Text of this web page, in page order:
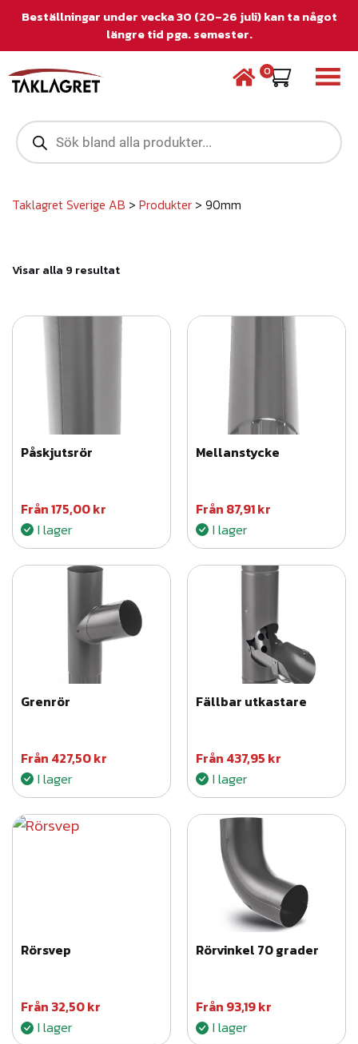
Beställningar under vecka 30 (20–26 juli) kan ta något
längre tid pga. semester.
0
P
r
o
c
e
a
h
Taklagret Sverige AB > Produkter > 90mm
Visar alla 9 resultatS
t
e
t
e
Påskjutsrör
Från175,00kr
I lager
Mellanstycke
Från 87,91kr
I lager
Grenrör
Från 427,50kr
I lager
Fällbar utkastare
Från 437,95 kr
I lager
Rörsvep
Från 32,50kr
I lager
Rörvinkel 70 grader
Från 93,19kr
I lager